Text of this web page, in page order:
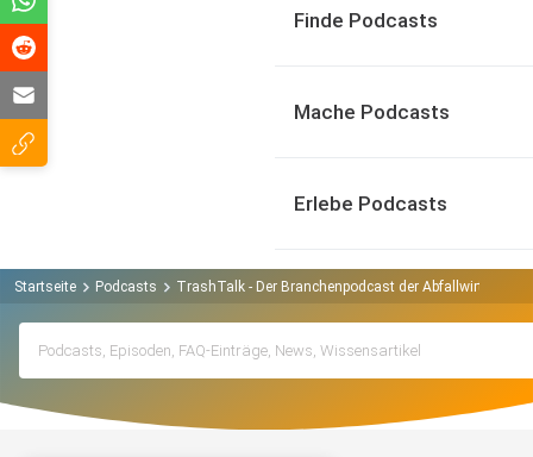
Finde Podcasts
Mache Podcasts
Erlebe Podcasts
Startseite Podcasts TrashTalk - Der Branchenpodcast der Abfallwirtschaft